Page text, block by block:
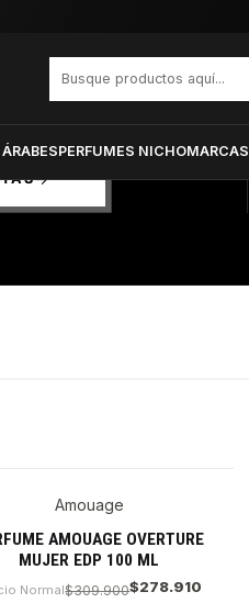
PERFUMES NICHOMARCAS
Amouage
AMOUAGE OVERTURE
MUJER EDP 100 ML
Normal$309.900$278.910